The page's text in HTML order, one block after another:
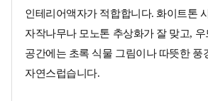
인테리어액자가 적합합니다. 화이트톤
자작나무나 모노톤 추상화가 잘 맞고,
공간에는 초록 식물 그림이나 따뜻한 풍
자연스럽습니다.